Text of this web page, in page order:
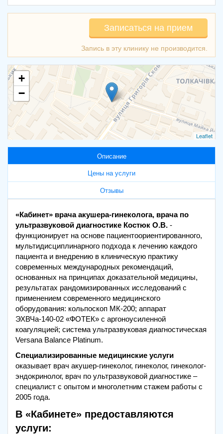
Записаться на прием
+
−
Leaflet
Описание
Цены на услуги
Отзывы
«Кабинет» врача акушера-гинеколога, врача по
ультразвуковой диагностике Костюк О.В. -
функционирует на основе пациентоориентированного,
мультидисциплинарного подхода к лечению каждого
пациента и внедрению в клиническую практику
современных международных рекомендаций,
основанных на принципах доказательной медицины,
результатах рандомизированных исследований с
применением современного медицинского
оборудования: кольпоскоп МК-200; аппарат
ЭХВЧа-140-02 «ФОТЕК» с аргоноусиленной
коагуляцией; система ультразвуковая диагностическая
Versana Balance Platinum.
Специализированные медицинские услуги
оказывает врач акушер-гинеколог, гинеколог, гинеколог-
эндокринолог, врач по ультразвуковой диагностике –
специалист с опытом и многолетним стажем работы с
2005 года.
В «Кабинете» предоставляются
услуги: